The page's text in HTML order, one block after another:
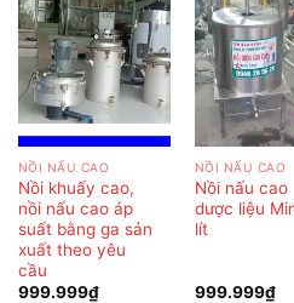
NỒI NẤU CAO
Nồi khuấy cao,
nồi nấu cao áp
suất bằng ga sản
xuất theo yêu
cầu
999.999₫
NỒI NẤU CAO
Nồi nấu cao
dược liệu
lít
999.999₫